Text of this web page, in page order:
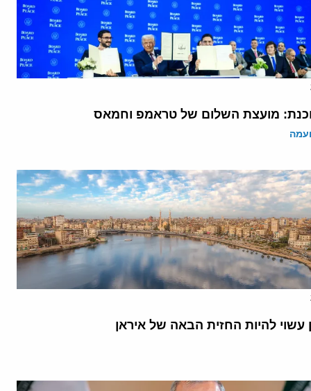
מועצת השלום של טראמפ וחמאס
עשוי להיות החזית הבאה של איראן